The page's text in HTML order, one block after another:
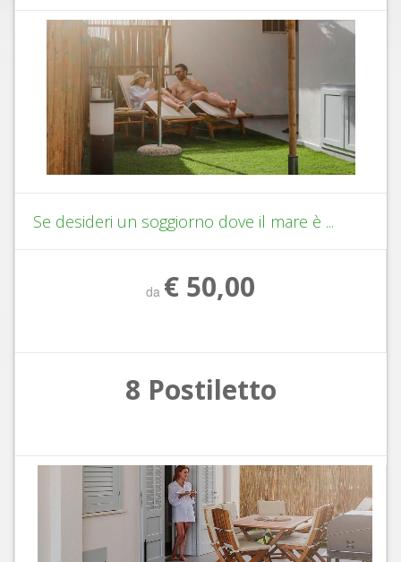
Se desideri un soggiorno dove il mare è ...
da € 50,00
8 Postiletto